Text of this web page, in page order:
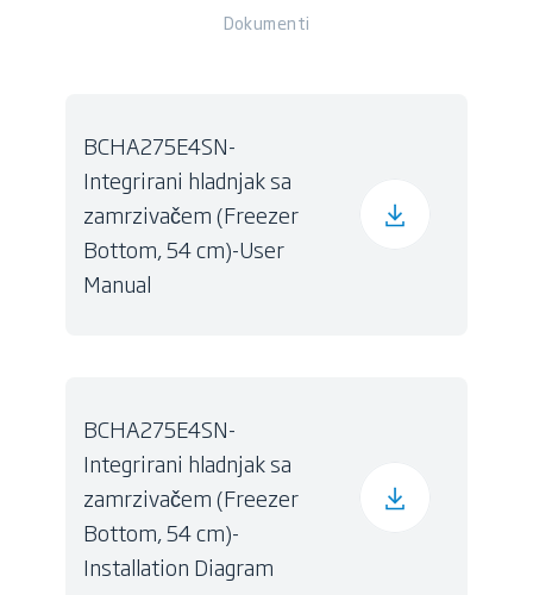
Dokumenti
BCHA275E4SN-
Integrirani hladnjak sa
zamrzivačem (Freezer
Bottom, 54 cm)-User
Manual
BCHA275E4SN-
Integrirani hladnjak sa
zamrzivačem (Freezer
Bottom, 54 cm)-
Installation Diagram